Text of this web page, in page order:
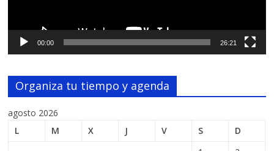
00:00 26:21
Organiza tu tiempo y agenda
agosto 2026
L
M X J V S
D